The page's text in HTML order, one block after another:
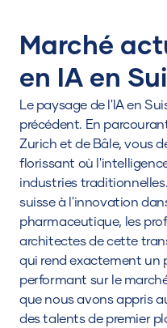
Marché
en IA en
Le paysage de l'IA en
précédent. En
Zurich et de Bâle, vous
florissant où
industries
suisse à l'innovation
pharmaceutique, les
architectes de cette
qui rend exactement un
performant sur le
que nous avons appris
des talents de premier